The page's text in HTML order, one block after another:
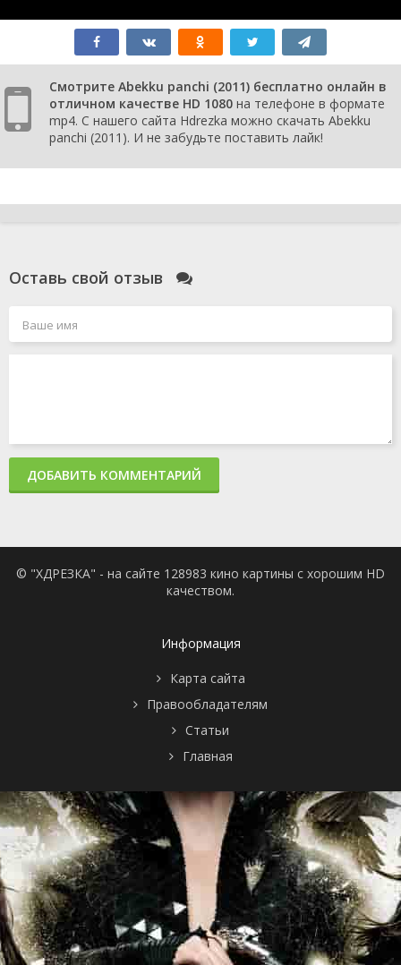
Смотрите Abekku panchi (2011) бесплатно онлайн в
отличном качестве HD 1080 на телефоне в формате
mp4. С нашего сайта Hdrezka можно скачать Abekku
panchi (2011). И не забудьте поставить лайк!
Оставь свой отзыв
ДОБАВИТЬ КОММЕНТАРИЙ
© "ХДРЕЗКА" - на сайте 128983 кино картины с хорошим HD
качеством.
Информация
Карта сайта
Правообладателям
Статьи
Главная